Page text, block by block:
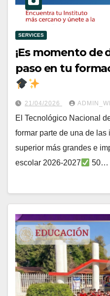
SERVICES
¡Es momento de
paso en tu
21/04/2026
El Tecnológico Nacional
formar parte de una de
superior más grandes e
escolar 2026-2027
50…